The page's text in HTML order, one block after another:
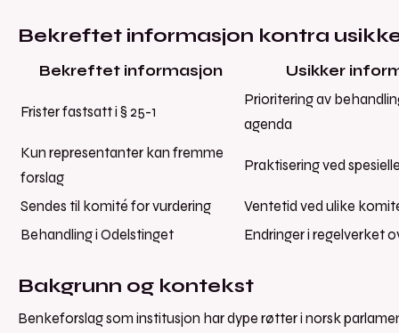
Bekreftet informasjon kontra
Bekreftet informasjon Usikker
Frister fastsatt i § 25-1
Prioritering av
agenda
Kun representanter kan fremme
forslag
Praktisering ved
Sendes til komité for vurdering
Ventetid ved ulike
Behandling i Odelstinget
Endringer i regelverket
Bakgrunn og kontekst
Benkeforslag som institusjon har dype røtter i norsk